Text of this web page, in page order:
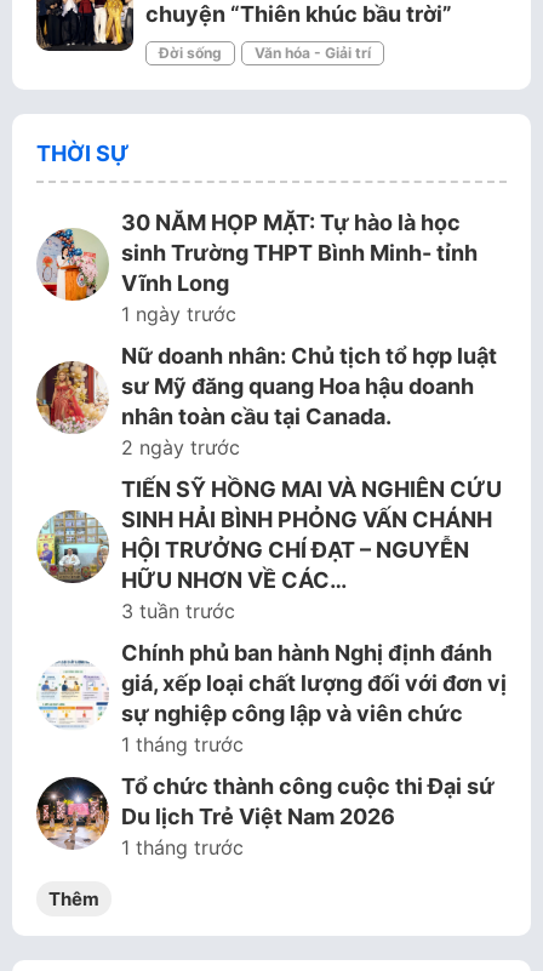
chuyện “Thiên khúc bầu trời”
Đời sống Văn hóa - Giải trí
THỜI SỰ
30 NĂM HỌP MẶT: Tự hào là học
sinh Trường THPT Bình Minh- tỉnh
Vĩnh Long
1 ngày trước
Nữ doanh nhân: Chủ tịch tổ hợp luật
sư Mỹ đăng quang Hoa hậu doanh
nhân toàn cầu tại Canada.
2 ngày trước
TIẾN SỸ HỒNG MAI VÀ NGHIÊN CỨU
SINH HẢI BÌNH PHỎNG VẤN CHÁNH
HỘI TRƯỞNG CHÍ ĐẠT – NGUYỄN
HỮU NHƠN VỀ CÁC…
3 tuần trước
Chính phủ ban hành Nghị định đánh
giá, xếp loại chất lượng đối với đơn vị
sự nghiệp công lập và viên chức
1 tháng trước
Tổ chức thành công cuộc thi Đại sứ
Du lịch Trẻ Việt Nam 2026
1 tháng trước
Thêm